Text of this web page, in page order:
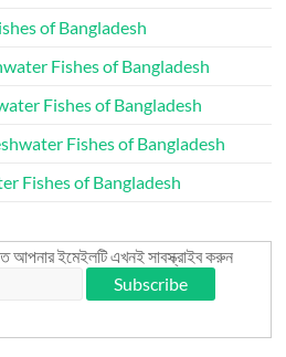
of Bangladesh
Fishes of Bangladesh
Fishes of Bangladesh
Fishes of Bangladesh
Fishes of Bangladesh
আপনার ইমেইলটি এখনই সাবস্ক্রাইব করুন